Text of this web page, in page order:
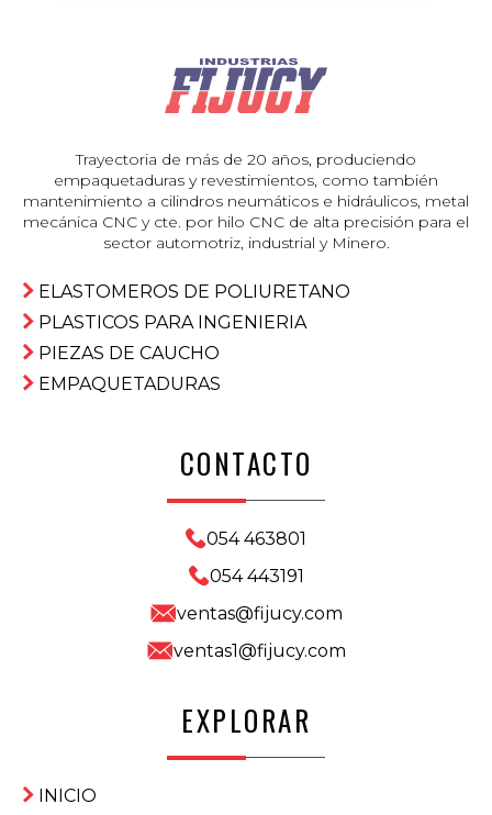
Trayectoria de más de 20 años, produciendo
empaquetaduras y revestimientos, como también
mantenimiento a cilindros neumáticos e hidráulicos, metal
mecánica CNC y cte. por hilo CNC de alta precisión para el
sector automotriz, industrial y Minero.
ELASTOMEROS DE POLIURETANO
PLASTICOS PARA INGENIERIA
PIEZAS DE CAUCHO
EMPAQUETADURAS
CONTACTO
054 463801
054 443191
ventas@fijucy.com
ventas1@fijucy.com
EXPLORAR
INICIO